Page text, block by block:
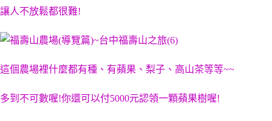
讓人不放鬆都很難!
這個農場裡什麼都有種、有蘋果、梨子、高山茶等等~~
多到不可數喔!你還可以付5000元認領一顆蘋果樹喔!